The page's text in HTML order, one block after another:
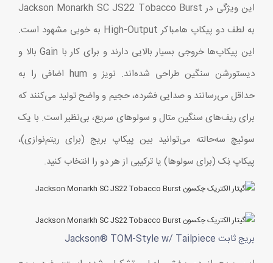
این ویژگی در Jackson Monarkh SC JS22 Tobacco Burst
به لطف دو پیکاپ هامباکر High-Output به خوبی مشهود است.
این پیکاپ‌ها خروجی بسیار بالایی دارند و برای کار با Gain بالا و
دیستورشن سنگین طراحی شده‌اند. نویز و hum اضافی را به
حداقل می‌رسانند و صدایی فشرده، حجیم و واضح تولید می‌کنند که
برای ریف‌های سنگین متال و سولوهای سریع، بی‌نظیر است. با یک
سوئیچ سه‌حالته می‌توانید بین پیکاپ بریج (برای ریتم‌نوازی)،
پیکاپ نِک (برای سولوها) یا ترکیبی از هر دو را انتخاب کنید.
بریج ثابت Jackson® TOM-Style w/ Tailpiece